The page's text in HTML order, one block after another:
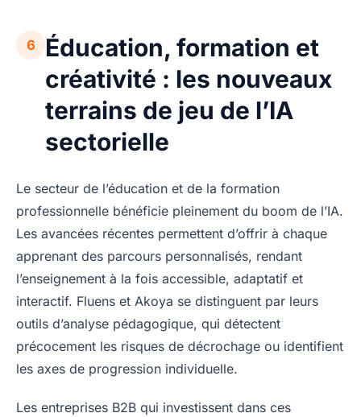
6
Éducation, formation et
créativité : les nouveaux
terrains de jeu de l’IA
sectorielle
Le secteur de l’éducation et de la formation
professionnelle bénéficie pleinement du boom de l’IA.
Les avancées récentes permettent d’offrir à chaque
apprenant des parcours personnalisés, rendant
l’enseignement à la fois accessible, adaptatif et
interactif. Fluens et Akoya se distinguent par leurs
outils d’analyse pédagogique, qui détectent
précocement les risques de décrochage ou identifient
les axes de progression individuelle.
Les entreprises B2B qui investissent dans ces